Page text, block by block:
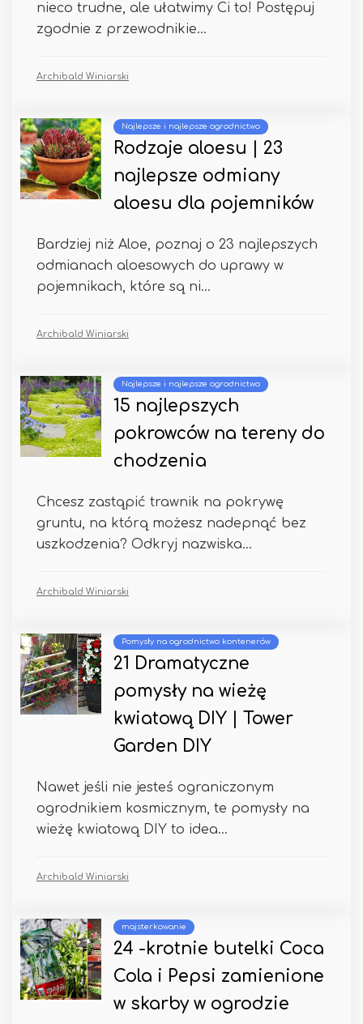
nieco trudne, ale ułatwimy Ci to! Postępuj
zgodnie z przewodnikie...
Archibald Winiarski
Najlepsze i najlepsze ogrodnictwo
Rodzaje aloesu | 23
najlepsze odmiany
aloesu dla pojemników
Bardziej niż Aloe, poznaj o 23 najlepszych
odmianach aloesowych do uprawy w
pojemnikach, które są ni...
Archibald Winiarski
Najlepsze i najlepsze ogrodnictwo
15 najlepszych
pokrowców na tereny do
chodzenia
Chcesz zastąpić trawnik na pokrywę
gruntu, na którą możesz nadepnąć bez
uszkodzenia? Odkryj nazwiska...
Archibald Winiarski
Pomysły na ogrodnictwo kontenerów
21 Dramatyczne
pomysły na wieżę
kwiatową DIY | Tower
Garden DIY
Nawet jeśli nie jesteś ograniczonym
ogrodnikiem kosmicznym, te pomysły na
wieżę kwiatową DIY to idea...
Archibald Winiarski
majsterkowanie
24 -krotnie butelki Coca
Cola i Pepsi zamienione
w skarby w ogrodzie